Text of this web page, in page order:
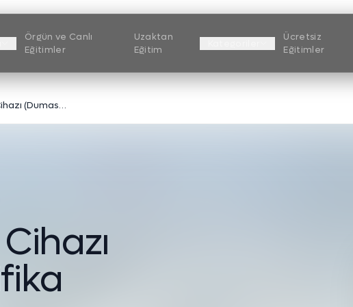
Örgün ve Canlı
Eğitimler
Uzaktan
Eğitim
Ücretsiz
Eğitimler
Protein Tayin Cihazı (Dumas) Sertifika Programı
Cihazı
fika